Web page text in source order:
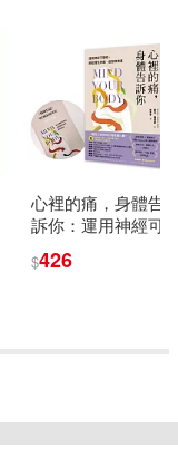
心裡的痛，身體告
訴你：運用神經可
痛、疲勞與焦慮
$426